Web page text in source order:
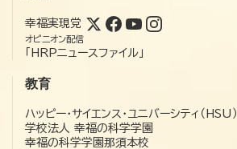
幸福実現党
オピニオン配信
「HRPニュースファイル」
教育
ハッピー・サイエンス・ユニバーシティ（HSU）
学校法人 幸福の科学学園
幸福の科学学園那須本校